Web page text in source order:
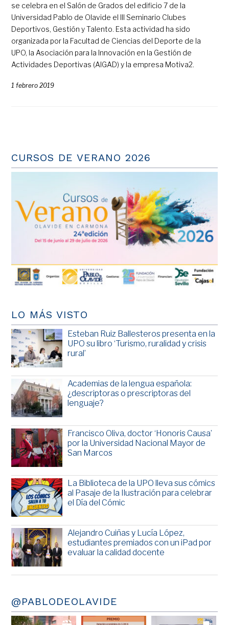
se celebra en el Salón de Grados del edificio 7 de la
Universidad Pablo de Olavide el III Seminario Clubes
Deportivos, Gestión y Talento. Esta actividad ha sido
organizada por la Facultad de Ciencias del Deporte de la
UPO, la Asociación para la Innovación en la Gestión de
Actividades Deportivas (AIGAD) y la empresa Motiva2.
1 febrero 2019
CURSOS DE VERANO 2026
LO MÁS VISTO
Esteban Ruiz Ballesteros presenta en la
UPO su libro ‘Turismo, ruralidad y crisis
rural’
Academias de la lengua española:
¿descriptoras o prescriptoras del
lenguaje?
Francisco Oliva, doctor ‘Honoris Causa’
por la Universidad Nacional Mayor de
San Marcos
La Biblioteca de la UPO lleva sus cómics
al Pasaje de la Ilustración para celebrar
el Día del Cómic
Alejandro Cuiñas y Lucía López,
estudiantes premiados con un iPad por
evaluar la calidad docente
@PABLODEOLAVIDE